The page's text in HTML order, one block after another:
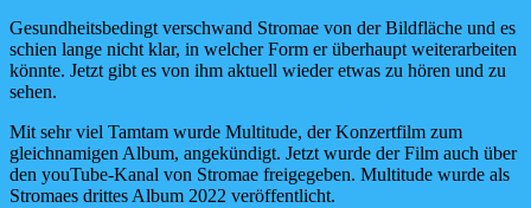
Gesundheitsbedingt verschwand Stromae von der Bildfläche und es
schien lange nicht klar, in welcher Form er überhaupt weiterarbeiten
könnte. Jetzt gibt es von ihm aktuell wieder etwas zu hören und zu
sehen.
Mit sehr viel Tamtam wurde Multitude, der Konzertfilm zum
gleichnamigen Album, angekündigt. Jetzt wurde der Film auch über
den youTube-Kanal von Stromae freigegeben. Multitude wurde als
Stromaes drittes Album 2022 veröffentlicht.